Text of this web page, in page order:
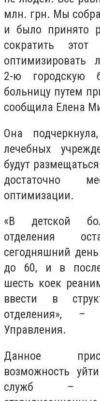
млн. грн. Мы
и было принято
сократить этот
оптимизировать
2-ю городскую
больницу путем
сообщила Елена
Она
лечебных
будут
достаточно
оптимизации.
«В детской
отделения
сегодняшний
до 60, и в
шесть коек
ввести в
отделения», –
Управления.
Данное
возможность
служб –